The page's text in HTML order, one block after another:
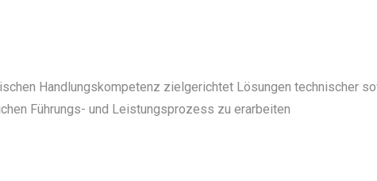
Handlungskompetenz zielgerichtet Lösungen technischer
Führungs- und Leistungsprozess zu erarbeiten